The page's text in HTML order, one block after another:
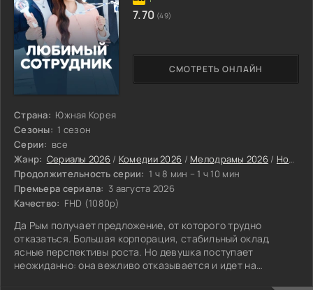
Страна: Южная Корея
Сезоны: 1 сезон
Серии: все
Жанр: Сериалы 2026 / Комедии 2026 / Мелодрамы 2026 / Новинки сериалов 2026
Продолжительность серии: 1 ч 8 мин – 1 ч 10 мин
Премьера сериала: 3 августа 2026
Качество: FHD (1080p)
Да Рым получает предложение, от которого трудно
отказаться. Большая корпорация, стабильный оклад,
ясные перспективы роста. Но девушка поступает
неожиданно: она вежливо отказывается и идет на
СМОТРЕТЬ ОНЛАЙН
7.70 (49)